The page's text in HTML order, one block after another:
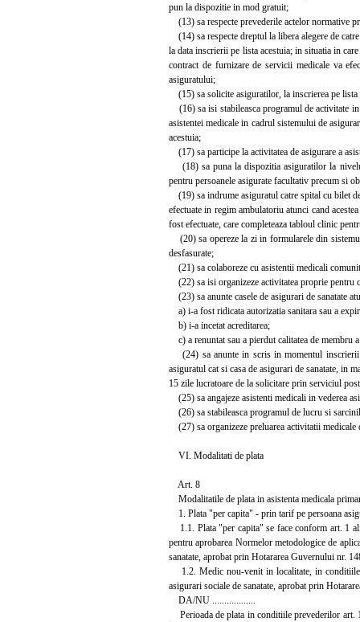
pun la dispozitie in mod gratuit;
(13) sa respecte prevederile actelor normative
(14) sa respecte dreptul la libera alegere de
la data inscrierii pe lista acestuia; in situatia in
contract de furnizare de servicii medicale va
asiguratului;
(15) sa solicite asiguratilor, la inscrierea pe lista
(16) sa isi stabileasca programul de activitate
asistentei medicale in cadrul sistemului de
acestuia;
(17) sa participe la activitatea de asigurare a
(18) sa puna la dispozitia asiguratilor la
pentru persoanele asigurate facultativ precum si
(19) sa indrume asiguratul catre spital cu bilet
efectuate in regim ambulatoriu atunci cand
fost efectuate, care completeaza tabloul clinic
(20) sa opereze la zi in formularele din
desfasurate;
(21) sa colaboreze cu asistentii medicali
(22) sa isi organizeze activitatea proprie pentru
(23) sa anunte casele de asigurari de sanatate
a) i-a fost ridicata autorizatia sanitara sau a
b) i-a incetat acreditarea;
c) a renuntat sau a pierdut calitatea de
(24) sa anunte in scris in momentul inscrierii
asiguratul cat si casa de asigurari de sanatate, in
15 zile lucratoare de la solicitare prin serviciul
(25) sa angajeze asistenti medicali in vederea
(26) sa stabileasca programul de lucru si
(27) sa organizeze preluarea activitatii medicale
VI. Modalitati de plata
Art. 8
Modalitatile de plata in asistenta medicala
1. Plata "per capita" - prin tarif pe persoana
1.1. Plata "per capita" se face conform art. 1
pentru aprobarea Normelor metodologice de
sanatate, aprobat prin Hotararea Guvernului nr.
1.2. Medic nou-venit in localitate, in conditiile
asigurari sociale de sanatate, aprobat prin
DA/NU ..................
Perioada de plata in conditiile prevederilor art.